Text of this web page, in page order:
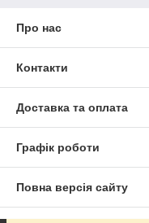
Про нас
Контакти
Доставка та оплата
Графік роботи
Повна версія сайту